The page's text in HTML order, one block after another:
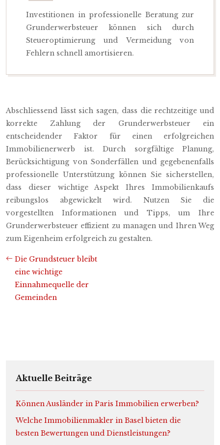
Investitionen in professionelle Beratung zur
Grunderwerbsteuer können sich durch
Steueroptimierung und Vermeidung von
Fehlern schnell amortisieren.
Abschliessend lässt sich sagen, dass die rechtzeitige und
korrekte Zahlung der Grunderwerbsteuer ein
entscheidender Faktor für einen erfolgreichen
Immobilienerwerb ist. Durch sorgfältige Planung,
Berücksichtigung von Sonderfällen und gegebenenfalls
professionelle Unterstützung können Sie sicherstellen,
dass dieser wichtige Aspekt Ihres Immobilienkaufs
reibungslos abgewickelt wird. Nutzen Sie die
vorgestellten Informationen und Tipps, um Ihre
Grunderwerbsteuer effizient zu managen und Ihren Weg
zum Eigenheim erfolgreich zu gestalten.
Die Grundsteuer bleibt
eine wichtige
Einnahmequelle der
Gemeinden
Aktuelle Beiträge
Können Ausländer in Paris Immobilien erwerben?
Welche Immobilienmakler in Basel bieten die
besten Bewertungen und Dienstleistungen?